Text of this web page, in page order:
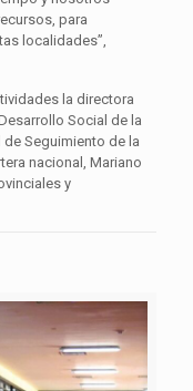
para
localidades”,
la directora
Social de la
Seguimiento de la
nacional, Mariano
y